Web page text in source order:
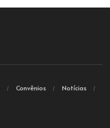
Convênios
Notícias